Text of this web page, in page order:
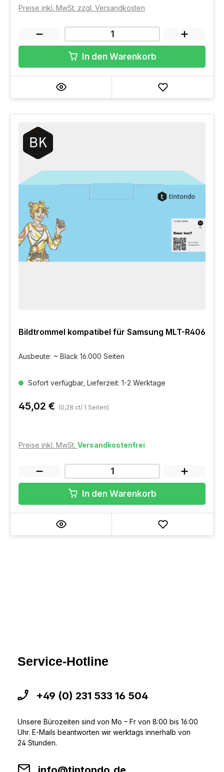
Preise inkl. MwSt. zzgl. Versandkosten
In den Warenkorb
Bildtrommel kompatibel für Samsung MLT-R406
Ausbeute: ~ Black 16.000 Seiten
Sofort verfügbar, Lieferzeit: 1-2 Werktage
45,02 € (0,28 ct/ 1 Seiten)
Preise inkl. MwSt. Versandkostenfrei
In den Warenkorb
Service-Hotline
+49 (0) 231 533 16 504
Unsere Bürozeiten sind von Mo – Fr von 8:00 bis 16:00
Uhr. E-Mails beantworten wir werktags innerhalb von
24 Stunden.